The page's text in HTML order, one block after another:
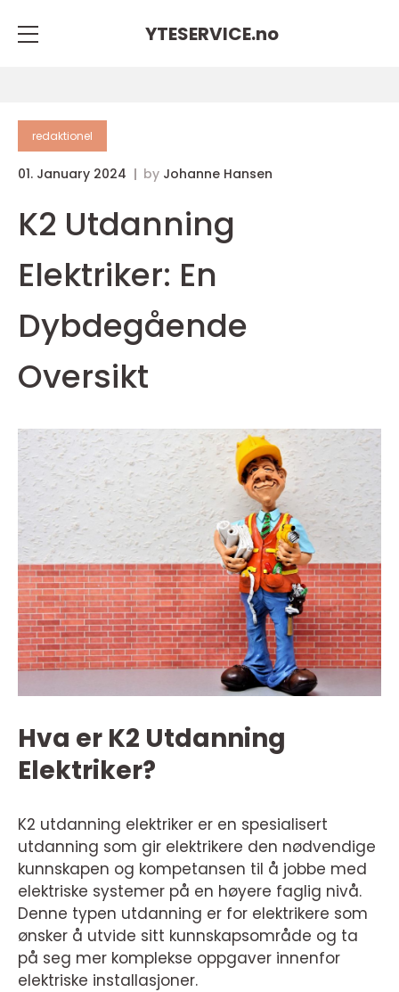
YTESERVICE.no
redaktionel
01. January 2024 by Johanne Hansen
K2 Utdanning
Elektriker: En
Dybdegående
Oversikt
Hva er K2 Utdanning
Elektriker?
K2 utdanning elektriker er en spesialisert
utdanning som gir elektrikere den nødvendige
kunnskapen og kompetansen til å jobbe med
elektriske systemer på en høyere faglig nivå.
Denne typen utdanning er for elektrikere som
ønsker å utvide sitt kunnskapsområde og ta
på seg mer komplekse oppgaver innenfor
elektriske installasjoner.